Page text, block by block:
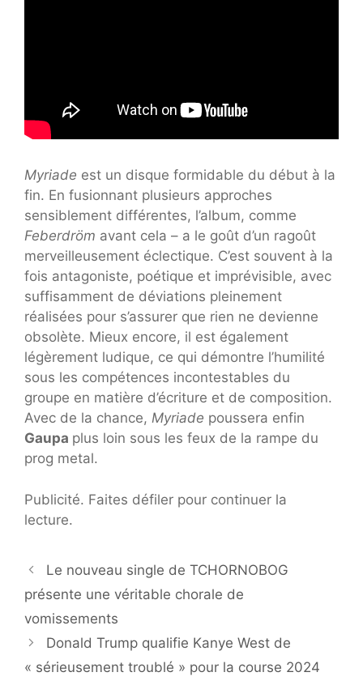
Myriade est un disque formidable du début à la
fin. En fusionnant plusieurs approches
sensiblement différentes, l’album, comme
Feberdröm avant cela – a le goût d’un ragoût
merveilleusement éclectique. C’est souvent à la
fois antagoniste, poétique et imprévisible, avec
suffisamment de déviations pleinement
réalisées pour s’assurer que rien ne devienne
obsolète. Mieux encore, il est également
légèrement ludique, ce qui démontre l’humilité
sous les compétences incontestables du
groupe en matière d’écriture et de composition.
Avec de la chance, Myriade poussera enfin
Gaupa plus loin sous les feux de la rampe du
prog metal.
Publicité. Faites défiler pour continuer la
lecture.
Le nouveau single de TCHORNOBOG
présente une véritable chorale de
vomissements
Donald Trump qualifie Kanye West de
« sérieusement troublé » pour la course 2024